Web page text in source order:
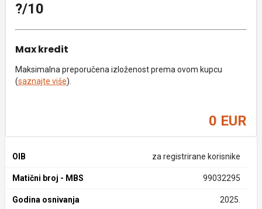
?/10
Max kredit
Maksimalna preporučena izloženost prema ovom kupcu
(saznajte više).
0 EUR
OIB za registrirane korisnike
Matični broj - MBS 99032295
Godina osnivanja 2025.